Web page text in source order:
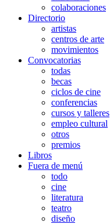
colaboraciones
Directorio
artistas
centros de arte
movimientos
Convocatorias
todas
becas
ciclos de cine
conferencias
cursos y talleres
empleo cultural
otros
premios
Libros
Fuera de menú
todo
cine
literatura
teatro
diseño